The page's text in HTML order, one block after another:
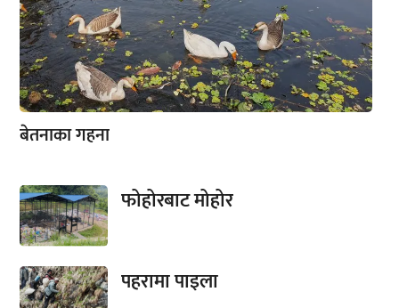
बेतनाका गहना
फोहोरबाट मोहोर
पहरामा पाइला